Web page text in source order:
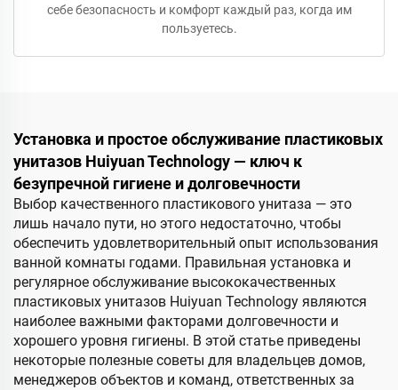
себе безопасность и комфорт каждый раз, когда им
пользуетесь.
Установка и простое обслуживание пластиковых
унитазов Huiyuan Technology — ключ к
безупречной гигиене и долговечности
Выбор качественного пластикового унитаза — это
лишь начало пути, но этого недостаточно, чтобы
обеспечить удовлетворительный опыт использования
ванной комнаты годами. Правильная установка и
регулярное обслуживание высококачественных
пластиковых унитазов Huiyuan Technology являются
наиболее важными факторами долговечности и
хорошего уровня гигиены. В этой статье приведены
некоторые полезные советы для владельцев домов,
менеджеров объектов и команд, ответственных за